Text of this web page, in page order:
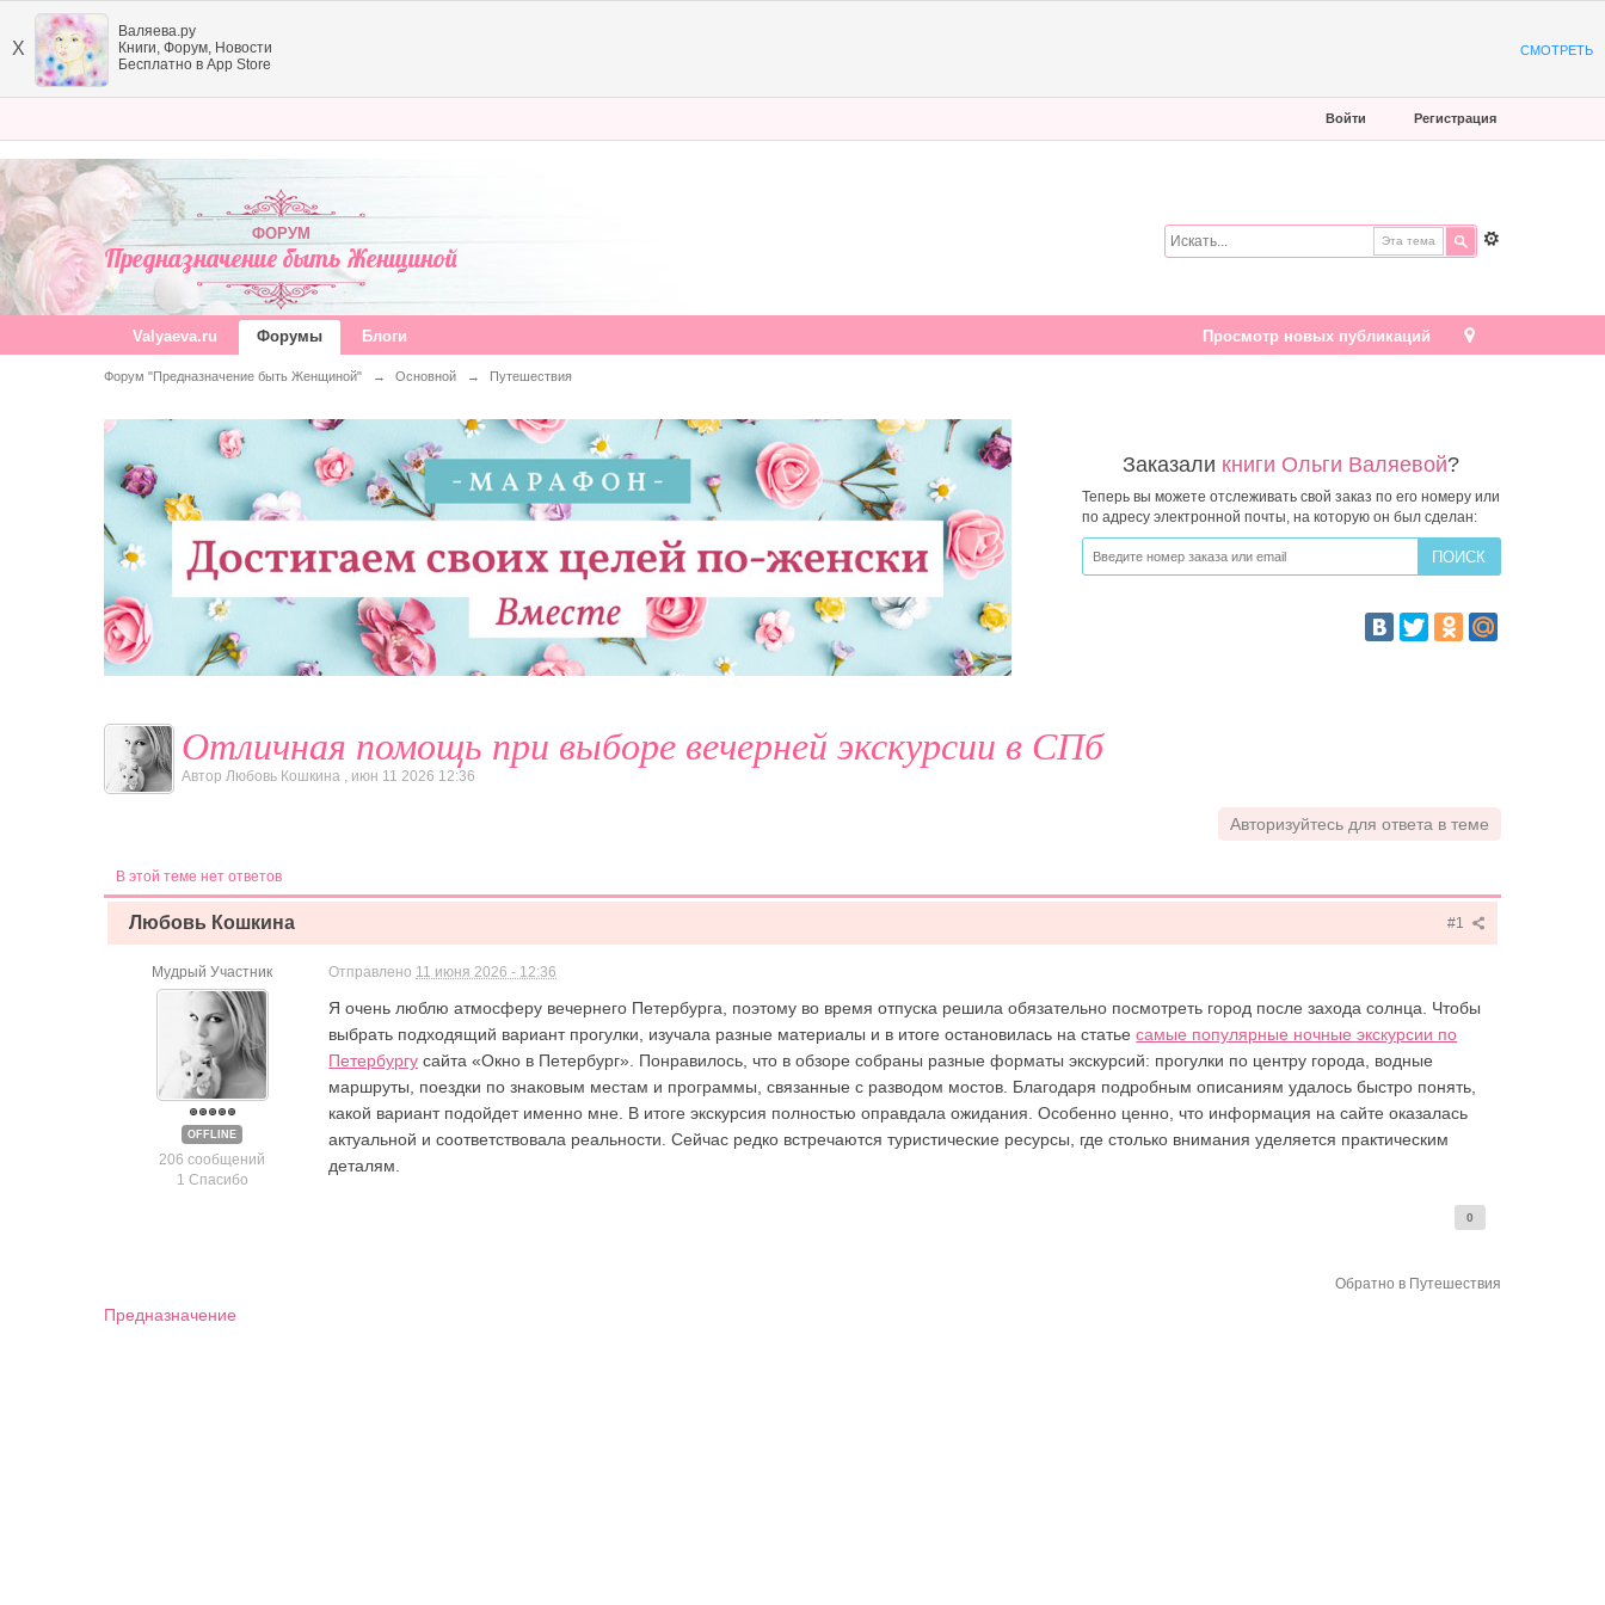
X
Валяева.ру
Книги, Форум, Новости
Бесплатно в App Store
СМОТРЕТЬ
Войти Регистрация
ФОРУМ
Предназначение быть Женщиной
Эта тема
Просмотр новых публикаций
Valyaeva.ru Форумы Блоги
Форум "Предназначение быть Женщиной" → Основной → Путешествия
Заказали книги Ольги Валяевой?
Теперь вы можете отслеживать свой заказ по его номеру или
по адресу электронной почты, на которую он был сделан:
Отличная помощь при выборе вечерней экскурсии в СПб
Автор Любовь Кошкина июн 11 2026 12:36
Авторизуйтесь для ответа в теме
В этой теме нет ответов
#1
Любовь Кошкина
Мудрый Участник
OFFLINE
206 сообщений
1 Спасибо
Отправлено 11 июня 2026 - 12:36
Я очень люблю атмосферу вечернего Петербурга, поэтому во время отпуска решила обязательно посмотреть город после захода солнца. Чтобы
выбрать подходящий вариант прогулки, изучала разные материалы и в итоге остановилась на статьесамые популярные ночные экскурсии по
Петербургу сайта «Окно в Петербург». Понравилось, что в обзоре собраны разные форматы экскурсий: прогулки по центру города, водные
маршруты, поездки по знаковым местам и программы, связанные с разводом мостов. Благодаря подробным описаниям удалось быстро понять,
какой вариант подойдет именно мне. В итоге экскурсия полностью оправдала ожидания. Особенно ценно, что информация на сайте оказалась
актуальной и соответствовала реальности. Сейчас редко встречаются туристические ресурсы, где столько внимания уделяется практическим
деталям.
0
Обратно в Путешествия
Предназначение